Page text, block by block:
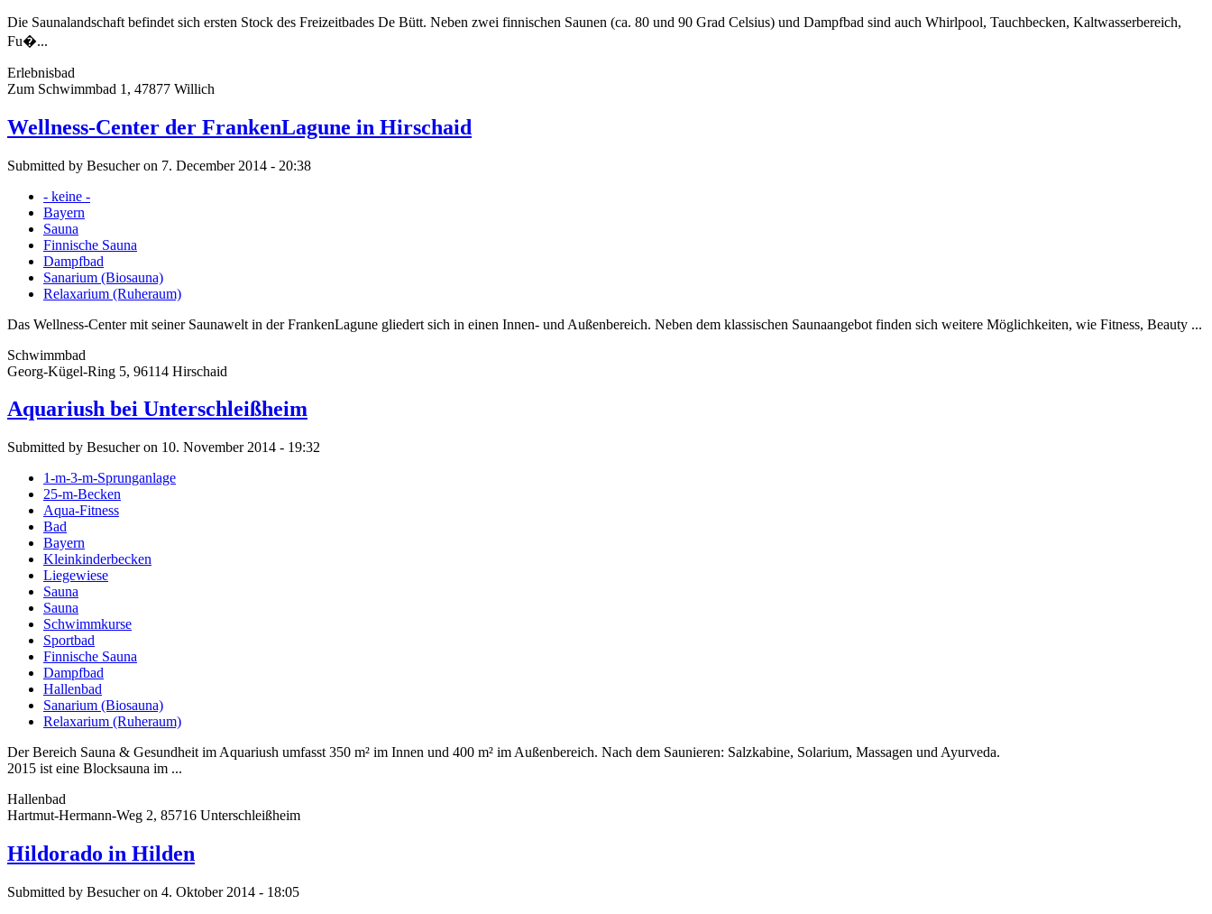
Die Saunalandschaft befindet sich ersten Stock des Freizeitbades De Bütt. Neben zwei finnischen Saunen (ca. 80 und 90 Grad Celsius) und Dampfbad sind auch Whirlpool, Tauchbecken, Kaltwasserbereich,
Fu�...
Erlebnisbad
Zum Schwimmbad 1, 47877 Willich
Wellness-Center der FrankenLagune in Hirschaid
Submitted by Besucher on 7. December 2014 - 20:38
- keine -
Bayern
Sauna
Finnische Sauna
Dampfbad
Sanarium (Biosauna)
Relaxarium (Ruheraum)
Das Wellness-Center mit seiner Saunawelt in der FrankenLagune gliedert sich in einen Innen- und Außenbereich. Neben dem klassischen Saunaangebot finden sich weitere Möglichkeiten, wie Fitness, Beauty ...
Schwimmbad
Georg-Kügel-Ring 5, 96114 Hirschaid
Aquariush bei Unterschleißheim
Submitted by Besucher on 10. November 2014 - 19:32
1-m-3-m-Sprunganlage
25-m-Becken
Aqua-Fitness
Bad
Bayern
Kleinkinderbecken
Liegewiese
Sauna
Sauna
Schwimmkurse
Sportbad
Finnische Sauna
Dampfbad
Hallenbad
Sanarium (Biosauna)
Relaxarium (Ruheraum)
Der Bereich Sauna & Gesundheit im Aquariush umfasst 350 m² im Innen und 400 m² im Außenbereich. Nach dem Saunieren: Salzkabine, Solarium, Massagen und Ayurveda.
2015 ist eine Blocksauna im ...
Hallenbad
Hartmut-Hermann-Weg 2, 85716 Unterschleißheim
Hildorado in Hilden
Submitted by Besucher on 4. Oktober 2014 - 18:05